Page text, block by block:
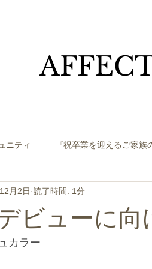
ニティ 『祝卒業を迎えるご家
ビューに
月2日 読了時間: 1分
カラー